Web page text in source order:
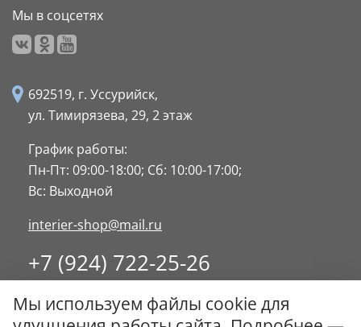
Мы в соцсетях
692519, г. Уссурийск,
ул. Тимирязева, 29, 2 этаж
График работы:
Пн-Пт: 09:00-18:00; Сб: 10:00-17:00;
Вс: Выходной
interier-shop@mail.ru
+7 (924) 722-25-26
8 (4234) 32-17-89
Заказать обратный звонок
Мы используем файлы cookie для